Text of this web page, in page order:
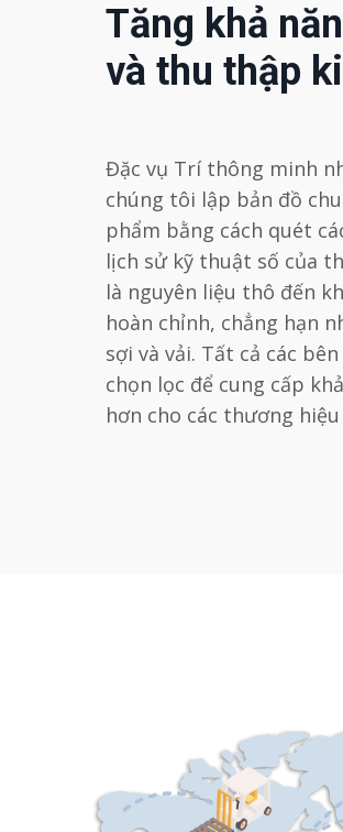
Tăng khả
và thu thập
Đặc vụ Trí thông minh
chúng tôi lập bản đồ
phẩm bằng cách quét
lịch sử kỹ thuật số của
là nguyên liệu thô đến
hoàn chỉnh, chẳng hạn
sợi và vải. Tất cả các
chọn lọc để cung cấp
hơn cho các thương